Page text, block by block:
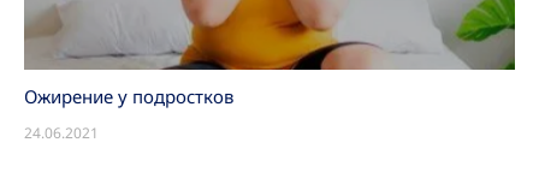
Ожирение у подростков
24.06.2021